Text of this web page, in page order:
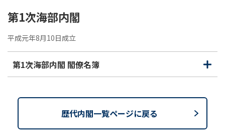
第1次海部内閣
平成元年8月10日成立
第1次海部内閣 閣僚名簿
開
く
閉
じ
歴代内閣一覧ページに戻る